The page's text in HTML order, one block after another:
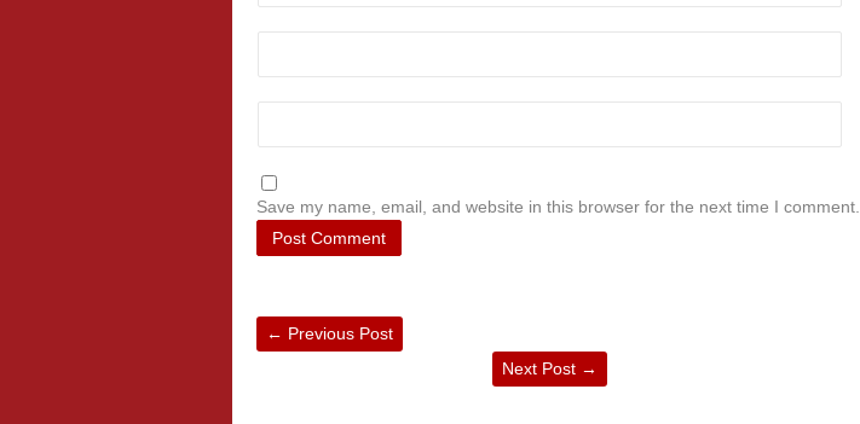
Save my name, email, and website in this browser for the next time I comment.
← Previous Post
Next Post →